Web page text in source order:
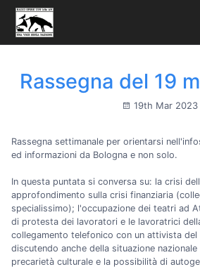
Rassegna del 19
19th Mar 2023
Rassegna settimanale per orientarsi
ed informazioni da Bologna e non solo.
In questa puntata si conversa su: la crisi
approfondimento sulla crisi finanziaria
specialissimo); l'occupazione dei teatri ad
di protesta dei lavoratori e le lavoratrici
collegamento telefonico con un attivista
discutendo anche della situazione
precarietà culturale e la possibilità di